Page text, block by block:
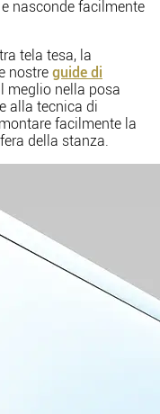
nasconde facilmente
tela tesa, la
nostre guide di
meglio nella posa
alla tecnica di
facilmente la
della stanza.